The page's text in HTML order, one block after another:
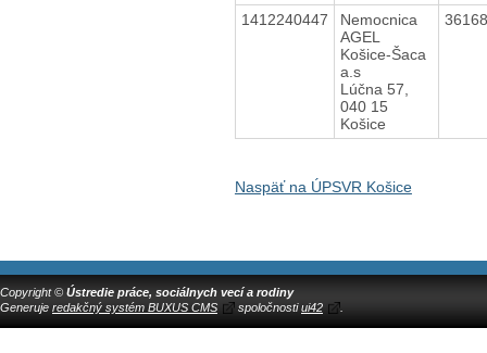
1412240447
Nemocnica
AGEL
Košice-Šaca
a.s
Lúčna 57,
040 15
Košice
Naspäť na ÚPSVR Košice
Copyright © Ústredie práce, sociálnych vecí a rodiny
Generuje redakčný systém BUXUS CMS spoločnostiui42